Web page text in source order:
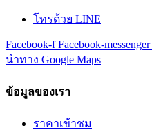
โทรด้วย LINE
Facebook-f Facebook-messenger
นำทาง Google Maps
ข้อมูลของเรา
ราคาเข้าชม